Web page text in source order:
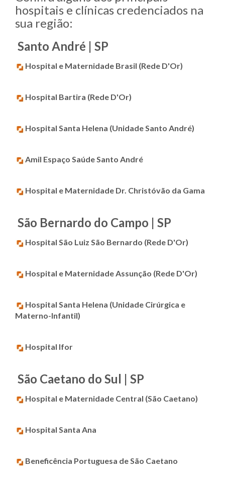
hospitais e clínicas credenciados na
sua região:
Santo André | SP
Hospital e Maternidade Brasil (Rede D'Or)
Hospital Bartira (Rede D'Or)
Hospital Santa Helena (Unidade Santo André)
Amil Espaço Saúde Santo André
Hospital e Maternidade Dr. Christóvão da Gama
São Bernardo do Campo | SP
Hospital São Luiz São Bernardo (Rede D'Or)
Hospital e Maternidade Assunção (Rede D'Or)
Hospital Santa Helena (Unidade Cirúrgica e
Materno-Infantil)
Hospital Ifor
São Caetano do Sul | SP
Hospital e Maternidade Central (São Caetano)
Hospital Santa Ana
Beneficência Portuguesa de São Caetano